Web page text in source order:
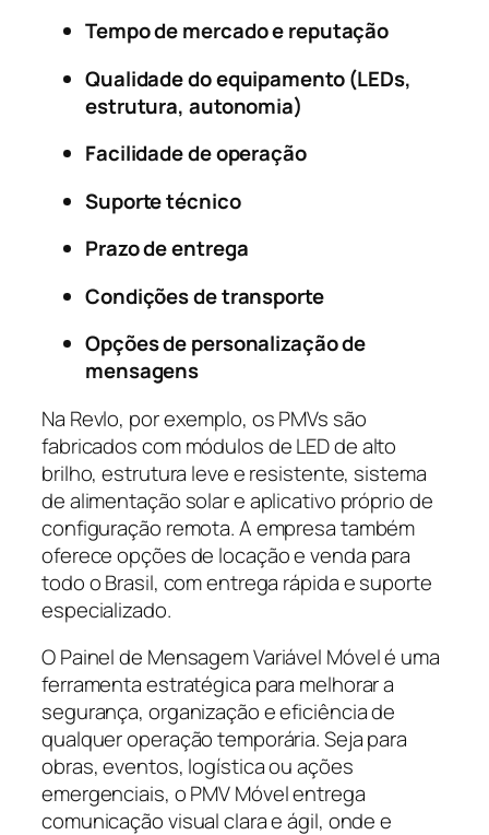
Tempo de mercado e reputação
Qualidade do equipamento (LEDs,
estrutura, autonomia)
Facilidade de operação
Suporte técnico
Prazo de entrega
Condições de transporte
Opções de personalização de
mensagens
Na Revlo, por exemplo, os PMVs são
fabricados com módulos de LED de alto
brilho, estrutura leve e resistente, sistema
de alimentação solar e aplicativo próprio de
configuração remota. A empresa também
oferece opções de locação e venda para
todo o Brasil, com entrega rápida e suporte
especializado.
O Painel de Mensagem Variável Móvel é uma
ferramenta estratégica para melhorar a
segurança, organização e eficiência de
qualquer operação temporária. Seja para
obras, eventos, logística ou ações
emergenciais, o PMV Móvel entrega
comunicação visual clara e ágil, onde e